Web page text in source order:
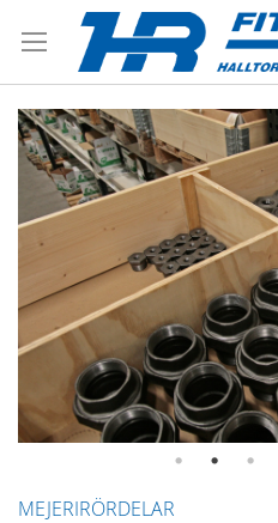
MEJERIRÖRDELAR